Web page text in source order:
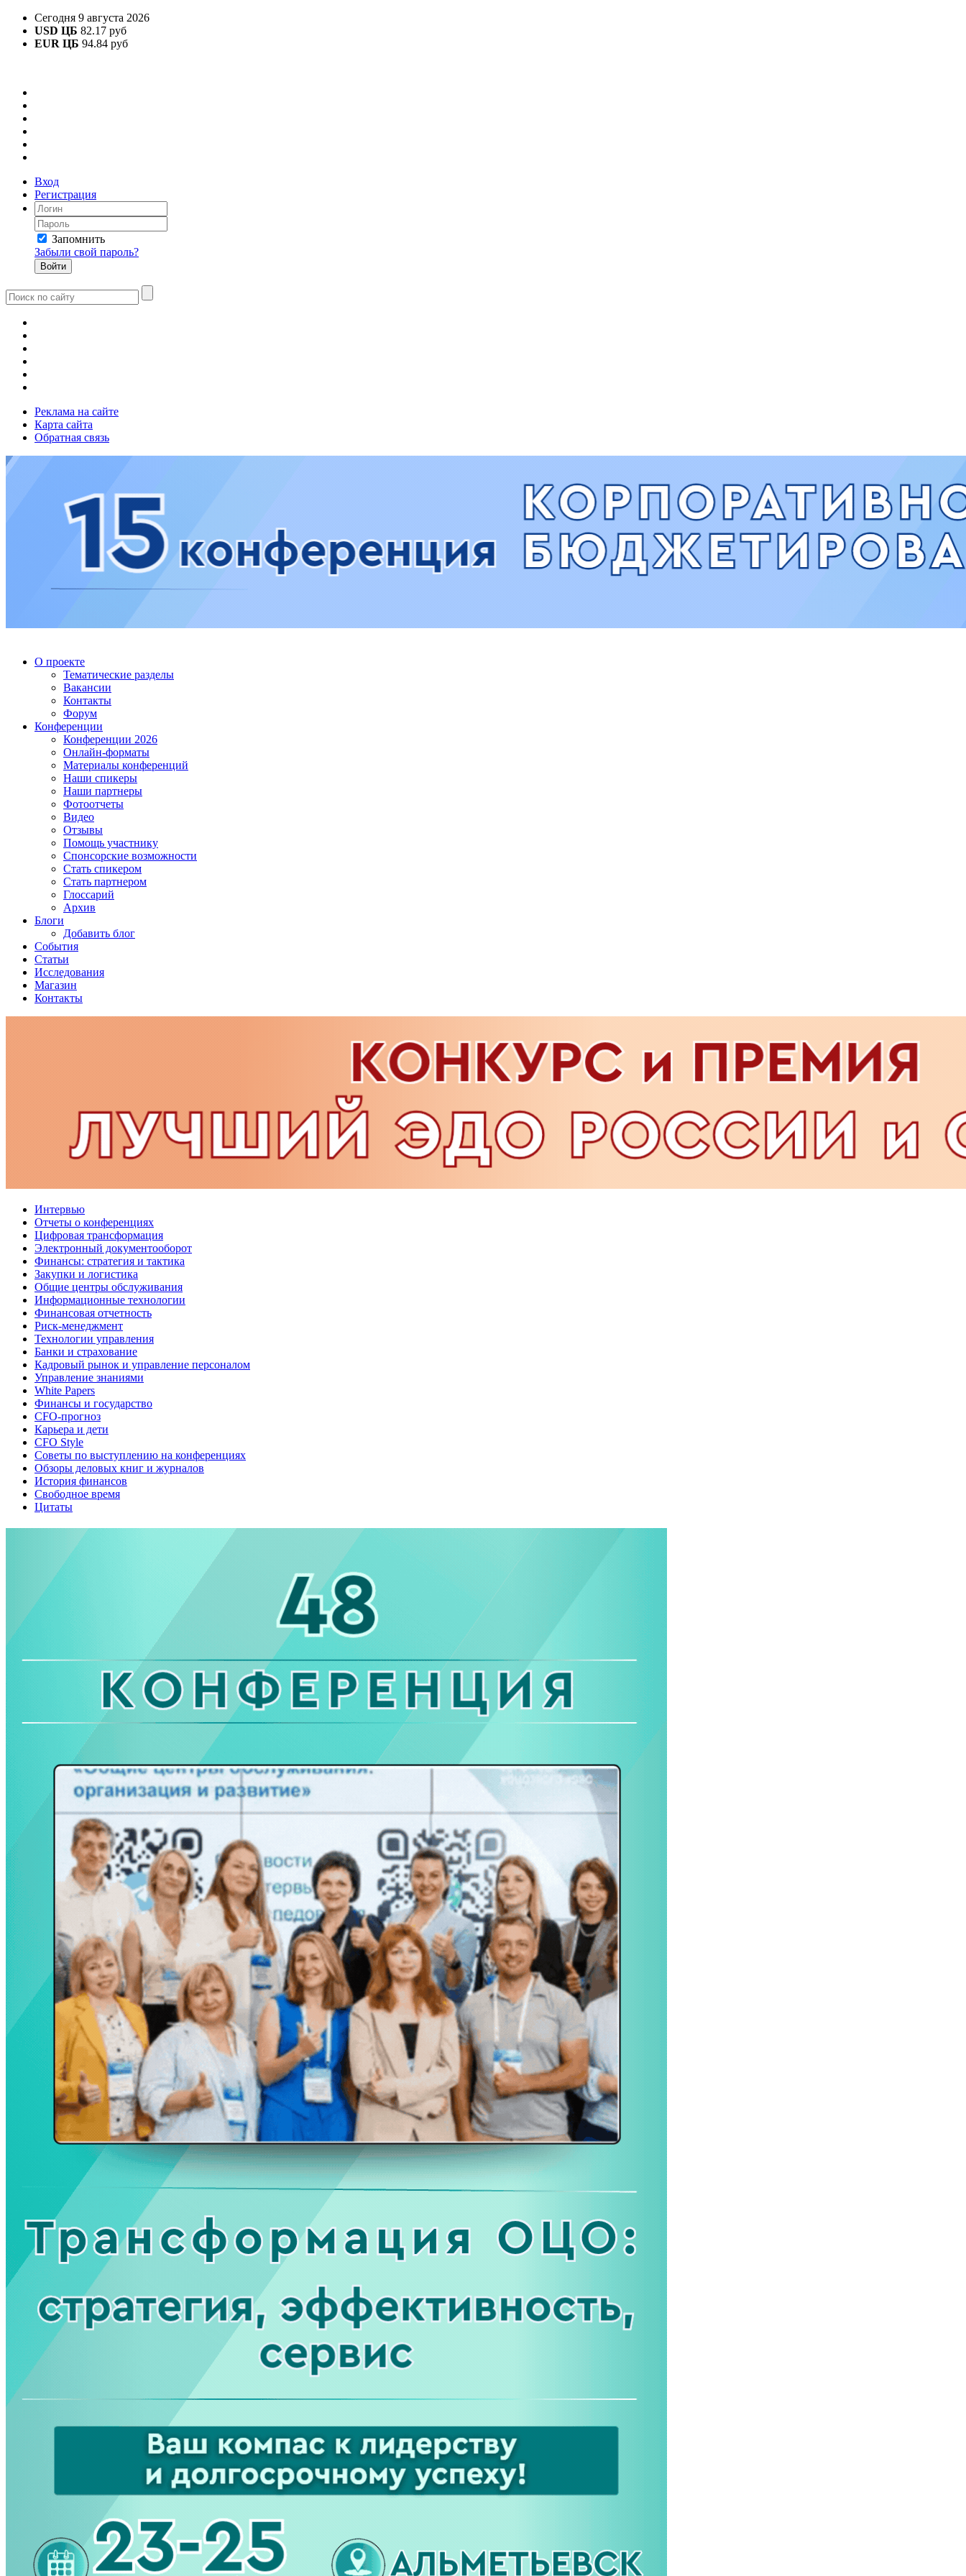
Сегодня 9 августа 2026
USD ЦБ 82.17 руб
EUR ЦБ 94.84 руб
Вход
Регистрация
Запомнить
Забыли свой пароль?
Реклама на сайте
Карта сайта
Обратная связь
О проекте
Тематические разделы
Вакансии
Контакты
Форум
Конференции
Конференции 2026
Онлайн-форматы
Материалы конференций
Наши спикеры
Наши партнеры
Фотоотчеты
Видео
Отзывы
Помощь участнику
Спонсорские возможности
Стать спикером
Стать партнером
Глоссарий
Архив
Блоги
Добавить блог
События
Статьи
Исследования
Магазин
Контакты
Интервью
Отчеты о конференциях
Цифровая трансформация
Электронный документооборот
Финансы: стратегия и тактика
Закупки и логистика
Общие центры обслуживания
Информационные технологии
Финансовая отчетность
Риск-менеджмент
Технологии управления
Банки и страхование
Кадровый рынок и управление персоналом
Управление знаниями
White Papers
Финансы и государство
CFO-прогноз
Карьера и дети
CFO Style
Советы по выступлению на конференциях
Обзоры деловых книг и журналов
История финансов
Свободное время
Цитаты